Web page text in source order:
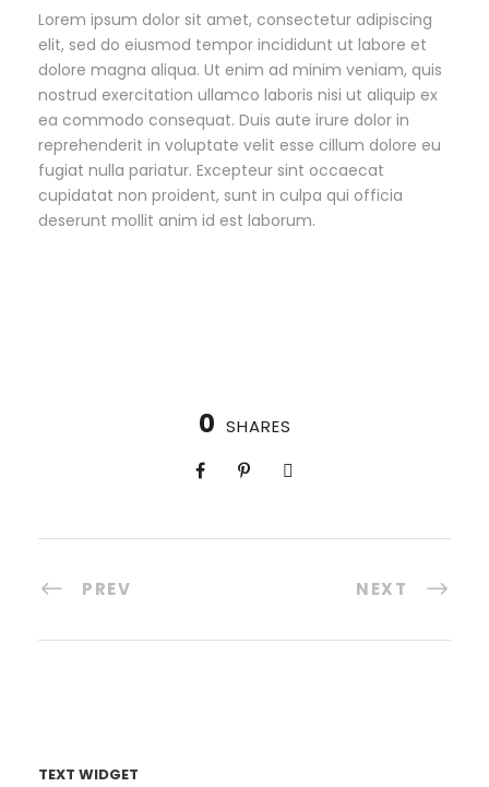
Lorem ipsum dolor sit amet, consectetur adipiscing
elit, sed do eiusmod tempor incididunt ut labore et
dolore magna aliqua. Ut enim ad minim veniam, quis
nostrud exercitation ullamco laboris nisi ut aliquip ex
ea commodo consequat. Duis aute irure dolor in
reprehenderit in voluptate velit esse cillum dolore eu
fugiat nulla pariatur. Excepteur sint occaecat
cupidatat non proident, sunt in culpa qui officia
deserunt mollit anim id est laborum.
0 SHARES
PREV NEXT
TEXT WIDGET